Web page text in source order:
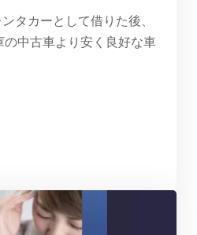
タカーとして借りた後、
中古車より安く良好な車